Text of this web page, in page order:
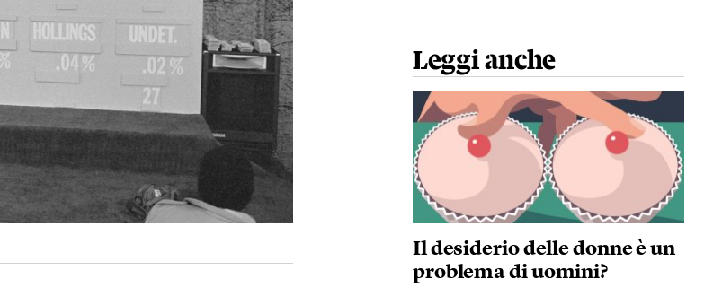
Leggi anche
Il desiderio delle donne è un
problema di uomini?